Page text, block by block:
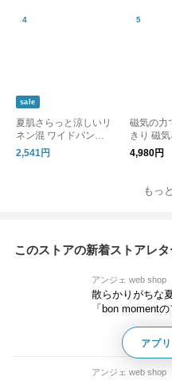
sale
夏肌さらっと涼しいリ
ネン混 ワイドパンツ /
洗える コットンリネ
ン ベイカーワイドパ
2,541円
磁気の力
きり 磁気
管理医療
LIM マグ
4,980円
もっ
このストアの新着ストアレタ
アンジェ web shop
散らかりがちな
「bon moment
アンジェ web shop
アプ